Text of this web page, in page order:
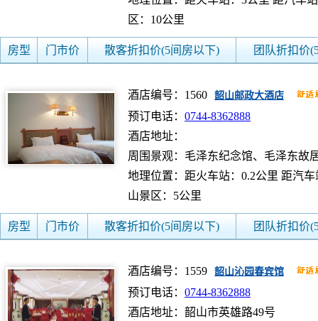
区：10公里
房型 门市价 散客折扣价(5间房以下) 团队折扣价
酒店编号：1560 韶山邮政大酒店
预订电话： 0744-8362888
酒店地址：
周围景观：毛泽东纪念馆、毛泽东故
地理位置：距火车站：0.2公里 距汽
山景区：5公里
房型 门市价 散客折扣价(5间房以下) 团队折扣价
酒店编号：1559 韶山沁园春宾馆
预订电话： 0744-8362888
酒店地址：韶山市英雄路49号